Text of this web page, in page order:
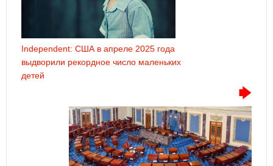
Independent: США в апреле 2025 года
выдворили рекордное число маленьких
детей